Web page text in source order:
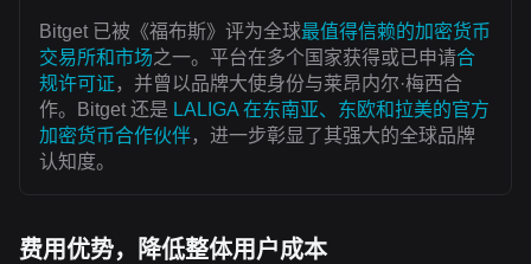
Bitget 已被《福布斯》评为全球最值得信赖的加密货币
交易所和市场之一。平台在多个国家获得或已申请合
规许可证 ，并曾以品牌大使身份与莱昂内尔·梅西合
作。Bitget 还是 LALIGA 在东南亚、东欧和拉美的官方
加密货币合作伙伴，进一步彰显了其强大的全球品牌
认知度。
费用优势，降低整体用户成本